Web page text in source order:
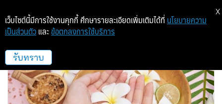
Deevana PAtong Resort & Spa
เว็บไซต์นี้มีการใช้งานคุกกี้ ศึกษารายละเอียดเพิ่มเติมได้ที่ นโยบายความ
เป็นส่วนตัว และ ข้อตกลงการใช้บริการ
รับทราบ
X